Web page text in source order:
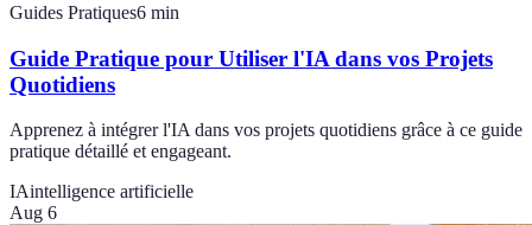
Guides Pratiques6 min
Guide Pratique pour Utiliser l'IA dans vos Projets
Quotidiens
Apprenez à intégrer l'IA dans vos projets quotidiens grâce à ce guide
pratique détaillé et engageant.
IAintelligence artificielle
Aug 6